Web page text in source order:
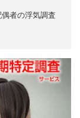
者の浮気調査